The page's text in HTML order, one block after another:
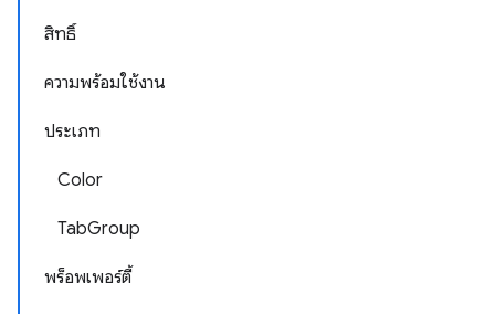
สิทธิ์
ความพร้อมใช้งาน
ประเภท
Color
TabGroup
พร็อพเพอร์ตี้